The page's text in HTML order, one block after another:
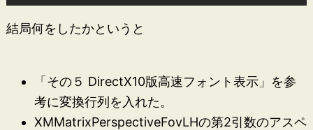
結局何をしたかというと
「その５ DirectX10版高速フォント表示」を参
考に変換行列を入れた。
XMMatrixPerspectiveFovLHの第2引数のアスペ